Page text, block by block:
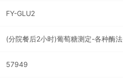
FY-GLU2
(分院餐后2小时)葡萄糖测定-各种酶法
57949